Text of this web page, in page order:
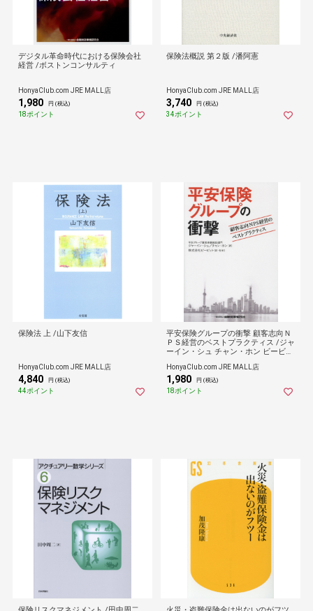
デジタル革命時代における保険会社
経営 /ボストンコンサルティ
HonyaClub.com JRE MALL店
1,980 円 (税込)
18ポイント
保険法概説 第２版 /潘阿憲
HonyaClub.com JRE MALL店
3,740 円 (税込)
34ポイント
保険法 上 /山下友信
HonyaClub.com JRE MALL店
4,840 円 (税込)
44ポイント
平安保険グループの衝撃 顧客志向Ｎ
ＰＳ経営のベストプラクティス /ジャ
ーイン・シュ チャン・ホン ビービッ
HonyaClub.com JRE MALL店
1,980 円 (税込)
18ポイント